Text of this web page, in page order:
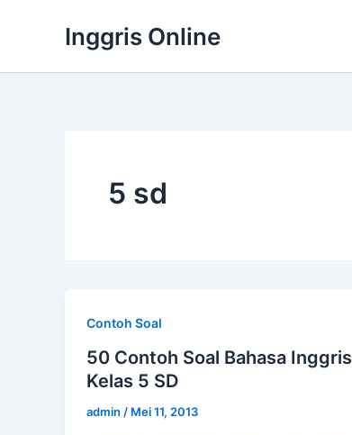
Inggris Online
5 sd
Contoh Soal
50 Contoh Soal Bahasa Inggris
Kelas 5 SD
admin / Mei 11, 2013